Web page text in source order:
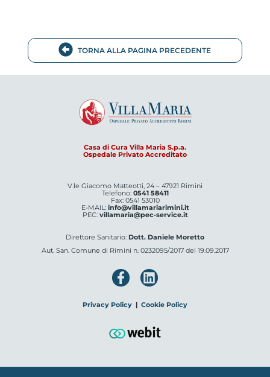
TORNA ALLA PAGINA PRECEDENTE
Casa di Cura Villa Maria S.p.a.
Ospedale Privato Accreditato
V.le Giacomo Matteotti, 24 – 47921 Rimini
Telefono: 0541 58411
Fax: 0541 53010
E-MAIL: info@villamariarimini.it
PEC: villamaria@pec-service.it
Direttore Sanitario: Dott. Daniele Moretto
Aut. San. Comune di Rimini n. 0232095/2017 del 19.09.2017
Privacy Policy | Cookie Policy